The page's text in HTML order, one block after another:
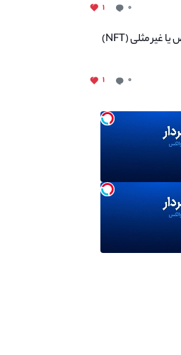
۰ ۱
توکن غیر قابل تعویض یا غیر مثلی (NFT)
۰ ۱